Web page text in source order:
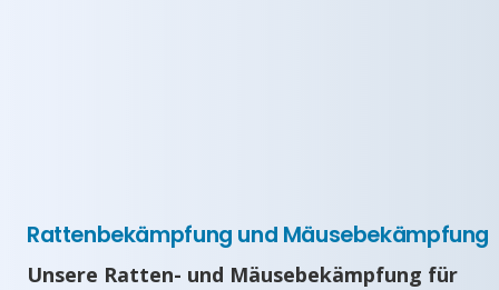
Rattenbekämpfung und Mäusebekämpfung
Unsere Ratten- und Mäusebekämpfung für